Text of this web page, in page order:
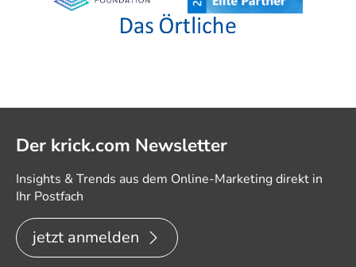
Der krick.com Newsletter
Insights & Trends aus dem Online-Marketing direkt in
Ihr Postfach
jetzt anmelden